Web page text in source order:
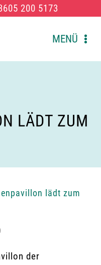
200 5173
MENÜ
LÄDT ZUM
lädt zum
der